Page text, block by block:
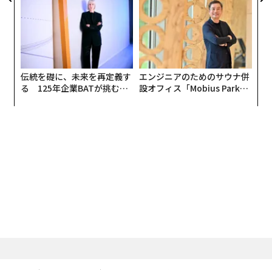
伝統を礎に、未来を再定義す
る 125年企業BATが挑むス
エンジニアのためのサウナ併
設オフィス「Mobius Park」